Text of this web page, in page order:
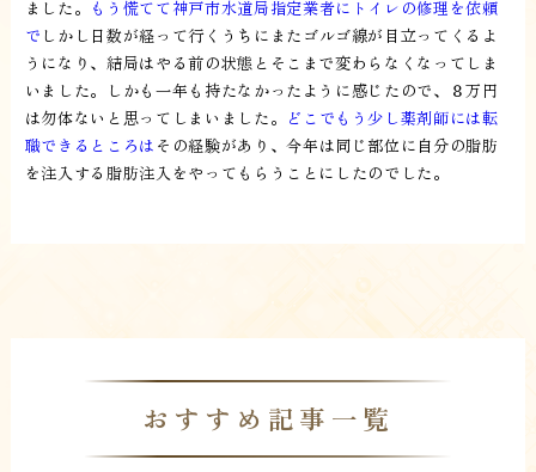
ました。 もう慌てて神戸市水道局指定業者にトイレの修理を依頼
で しかし日数が経って行くうちにまたゴルゴ線が目立ってくるよ
うになり、結局はやる前の状態とそこまで変わらなくなってしま
いました。しかも一年も持たなかったように感じたので、８万円
は勿体ないと思ってしまいました。 どこでもう少し薬剤師には転
職できるところは その経験があり、今年は同じ部位に自分の脂肪
を注入する脂肪注入をやってもらうことにしたのでした。
おすすめ記事一覧